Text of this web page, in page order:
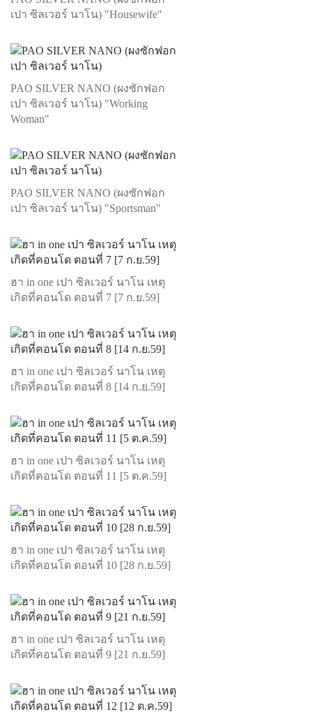
เปา ซิลเวอร์ นาโน) "Housewife"
PAO SILVER NANO (ผงซักฟอก
เปา ซิลเวอร์ นาโน) "Working
Woman"
PAO SILVER NANO (ผงซักฟอก
เปา ซิลเวอร์ นาโน) "Sportsman"
ฮา in one เปา ซิลเวอร์ นาโน เหตุ
เกิดที่คอนโด ตอนที่ 7 [7 ก.ย.59]
ฮา in one เปา ซิลเวอร์ นาโน เหตุ
เกิดที่คอนโด ตอนที่ 8 [14 ก.ย.59]
ฮา in one เปา ซิลเวอร์ นาโน เหตุ
เกิดที่คอนโด ตอนที่ 11 [5 ต.ค.59]
ฮา in one เปา ซิลเวอร์ นาโน เหตุ
เกิดที่คอนโด ตอนที่ 10 [28 ก.ย.59]
ฮา in one เปา ซิลเวอร์ นาโน เหตุ
เกิดที่คอนโด ตอนที่ 9 [21 ก.ย.59]